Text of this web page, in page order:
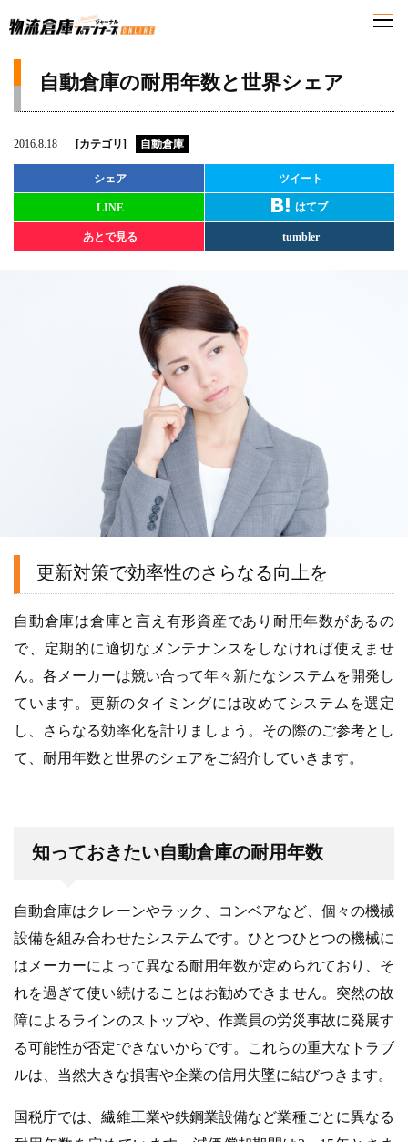
自動倉庫の耐用年数と世界シェア
2016.8.18 [カテゴリ] 自動倉庫
シェア ツイート
LINE はてブ
あとで見る tumbler
更新対策で効率性のさらなる向上を
自動倉庫は倉庫と言え有形資産であり耐用年数があるの
で、定期的に適切なメンテナンスをしなければ使えませ
ん。各メーカーは競い合って年々新たなシステムを開発し
ています。更新のタイミングには改めてシステムを選定
し、さらなる効率化を計りましょう。その際のご参考とし
て、耐用年数と世界のシェアをご紹介していきます。
知っておきたい自動倉庫の耐用年数
自動倉庫はクレーンやラック、コンベアなど、個々の機械
設備を組み合わせたシステムです。ひとつひとつの機械に
はメーカーによって異なる耐用年数が定められており、そ
れを過ぎて使い続けることはお勧めできません。突然の故
障によるラインのストップや、作業員の労災事故に発展す
る可能性が否定できないからです。これらの重大なトラブ
ルは、当然大きな損害や企業の信用失墜に結びつきます。
国税庁では、繊維工業や鉄鋼業設備など業種ごとに異なる